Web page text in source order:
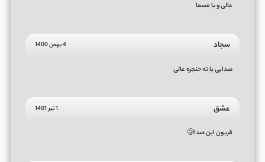
عالی و با مسما
سجاد 4 بهمن 1400
صدایی با ته حنجره عالی
عشق 1 تیر 1401
قربون این صدا🥲